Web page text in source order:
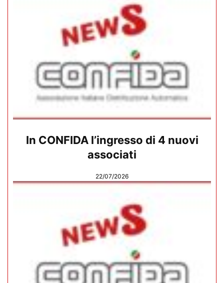
In CONFIDA l’ingresso di 4 nuovi
associati
22/07/2026